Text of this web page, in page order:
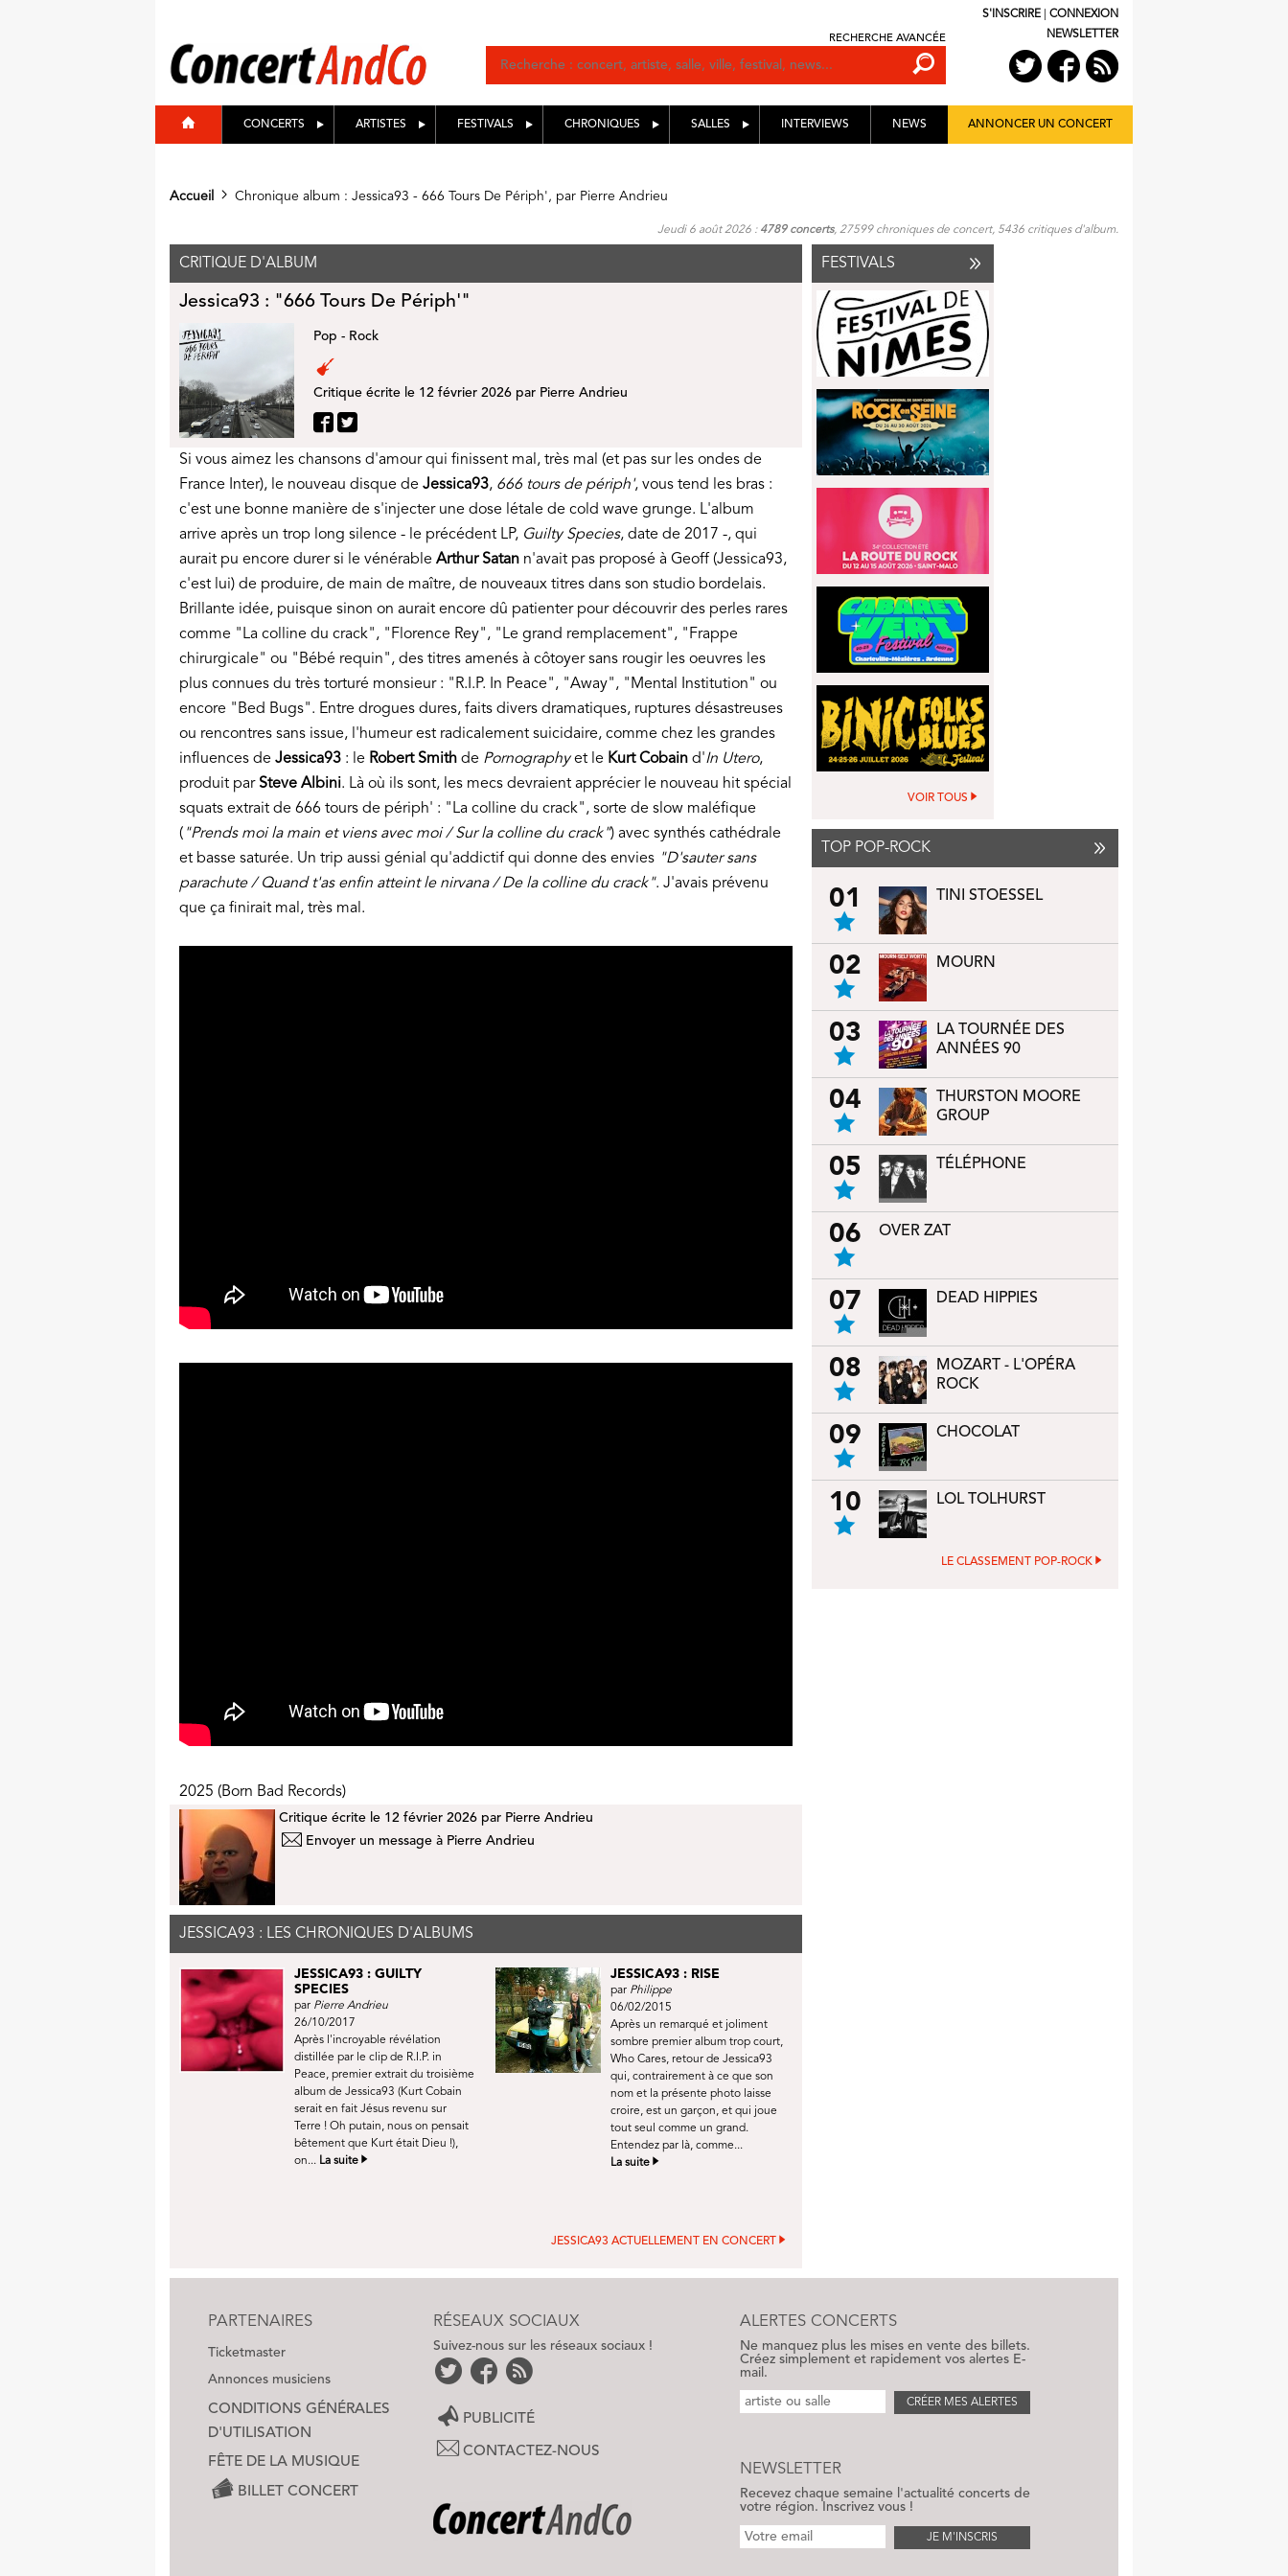
RECHERCHE AVANCÉE
S'INSCRIRE
CONNEXION
NEWSLETTER
CONCERTS ARTISTES FESTIVALS CHRONIQUES SALLES INTERVIEWS NEWS ANNONCER UN CONCERT
Accueil Chronique album : Jessica93 - 666 Tours De Périph', par Pierre Andrieu
Jeudi 6 août 2026 : 4789 concerts, 27599 chroniques de concert, 5436 critiques d'album.
CRITIQUE D'ALBUM
Jessica93 : "666 Tours De Périph'"
Pop - Rock
Critique écrite le 12 février 2026 par Pierre Andrieu
Si vous aimez les chansons d'amour qui finissent mal, très mal (et pas sur les ondes de
France Inter), le nouveau disque de Jessica93, 666 tours de périph', vous tend les bras :
c'est une bonne manière de s'injecter une dose létale de cold wave grunge. L'album
arrive après un trop long silence - le précédent LP, Guilty Species, date de 2017 -, qui
aurait pu encore durer si le vénérable Arthur Satan n'avait pas proposé à Geoff (Jessica93,
c'est lui) de produire, de main de maître, de nouveaux titres dans son studio bordelais.
Brillante idée, puisque sinon on aurait encore dû patienter pour découvrir des perles rares
comme "La colline du crack", "Florence Rey", "Le grand remplacement", "Frappe
chirurgicale" ou "Bébé requin", des titres amenés à côtoyer sans rougir les oeuvres les
plus connues du très torturé monsieur : "R.I.P. In Peace", "Away", "Mental Institution" ou
encore "Bed Bugs". Entre drogues dures, faits divers dramatiques, ruptures désastreuses
ou rencontres sans issue, l'humeur est radicalement suicidaire, comme chez les grandes
influences de Jessica93 : le Robert Smith de Pornographyet le Kurt Cobain d'In Utero,
produit par Steve Albini. Là où ils sont, les mecs devraient apprécier le nouveau hit spécial
squats extrait de 666 tours de périph' : "La colline du crack", sorte de slow maléfique
( "Prends moi la main et viens avec moi / Sur la colline du crack") avec synthés cathédrale
et basse saturée. Un trip aussi génial qu'addictif qui donne des envies "D'sauter sans
parachute / Quand t'as enfin atteint le nirvana / De la colline du crack". J'avais prévenu
que ça finirait mal, très mal.
2025 (Born Bad Records)
Critique écrite le 12 février 2026 par Pierre Andrieu
Envoyer un message à Pierre Andrieu
JESSICA93 : LES CHRONIQUES D'ALBUMS
JESSICA93 : GUILTY
SPECIES
par Pierre Andrieu
26/10/2017
Après l'incroyable révélation
distillée par le clip de R.I.P. in
Peace, premier extrait du troisième
album de Jessica93 (Kurt Cobain
serait en fait Jésus revenu sur
Terre ! Oh putain, nous on pensait
bêtement que Kurt était Dieu !),
on... La suite
JESSICA93 : RISE
par Philippe
06/02/2015
Après un remarqué et joliment
sombre premier album trop court,
Who Cares, retour de Jessica93
qui, contrairement à ce que son
nom et la présente photo laisse
croire, est un garçon, et qui joue
tout seul comme un grand.
Entendez par là, comme...
La suite
JESSICA93 ACTUELLEMENT EN CONCERT
FESTIVALS
VOIR TOUS
TOP POP-ROCK
01 TINI STOESSEL
02 MOURN
03
LA TOURNÉE DES
ANNÉES 90
04
THURSTON MOORE
GROUP
05 TÉLÉPHONE
06 OVER ZAT
07 DEAD HIPPIES
08
MOZART - L'OPÉRA
ROCK
09 CHOCOLAT
10 LOL TOLHURST
LE CLASSEMENT POP-ROCK
PARTENAIRES
Ticketmaster
Annonces musiciens
CONDITIONS GÉNÉRALES
D'UTILISATION
FÊTE DE LA MUSIQUE
BILLET CONCERT
RÉSEAUX SOCIAUX
Suivez-nous sur les réseaux sociaux !
PUBLICITÉ
CONTACTEZ-NOUS
ALERTES CONCERTS
Ne manquez plus les mises en vente des billets.
Créez simplement et rapidement vos alertes E-
mail.
CRÉER MES ALERTES
NEWSLETTER
Recevez chaque semaine l'actualité concerts de
votre région. Inscrivez vous !
JE M'INSCRIS